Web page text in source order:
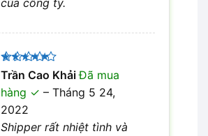
Được xếp
hạng
5 5
sao
Trần Cao KhảiĐã mua
hàng
– Tháng 5 24,
2022
Shipper rất nhiệt tình và